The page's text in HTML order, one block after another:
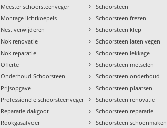
Meester schoorsteenveger
Montage lichtkoepels
Nest verwijderen
Nok renovatie
Nok reparatie
Offerte
Onderhoud Schoorsteen
Prijsopgave
Professionele schoorsteenveger
Reparatie dakgoot
Rookgasafvoer
› Schoorsteen
› Schoorsteen frezen
› Schoorsteen klep
› Schoorsteen laten vegen
› Schoorsteen lekkage
› Schoorsteen metselen
› Schoorsteen onderhoud
› Schoorsteen plaatsen
› Schoorsteen renovatie
› Schoorsteen reparatie
› Schoorsteen schoonmaken